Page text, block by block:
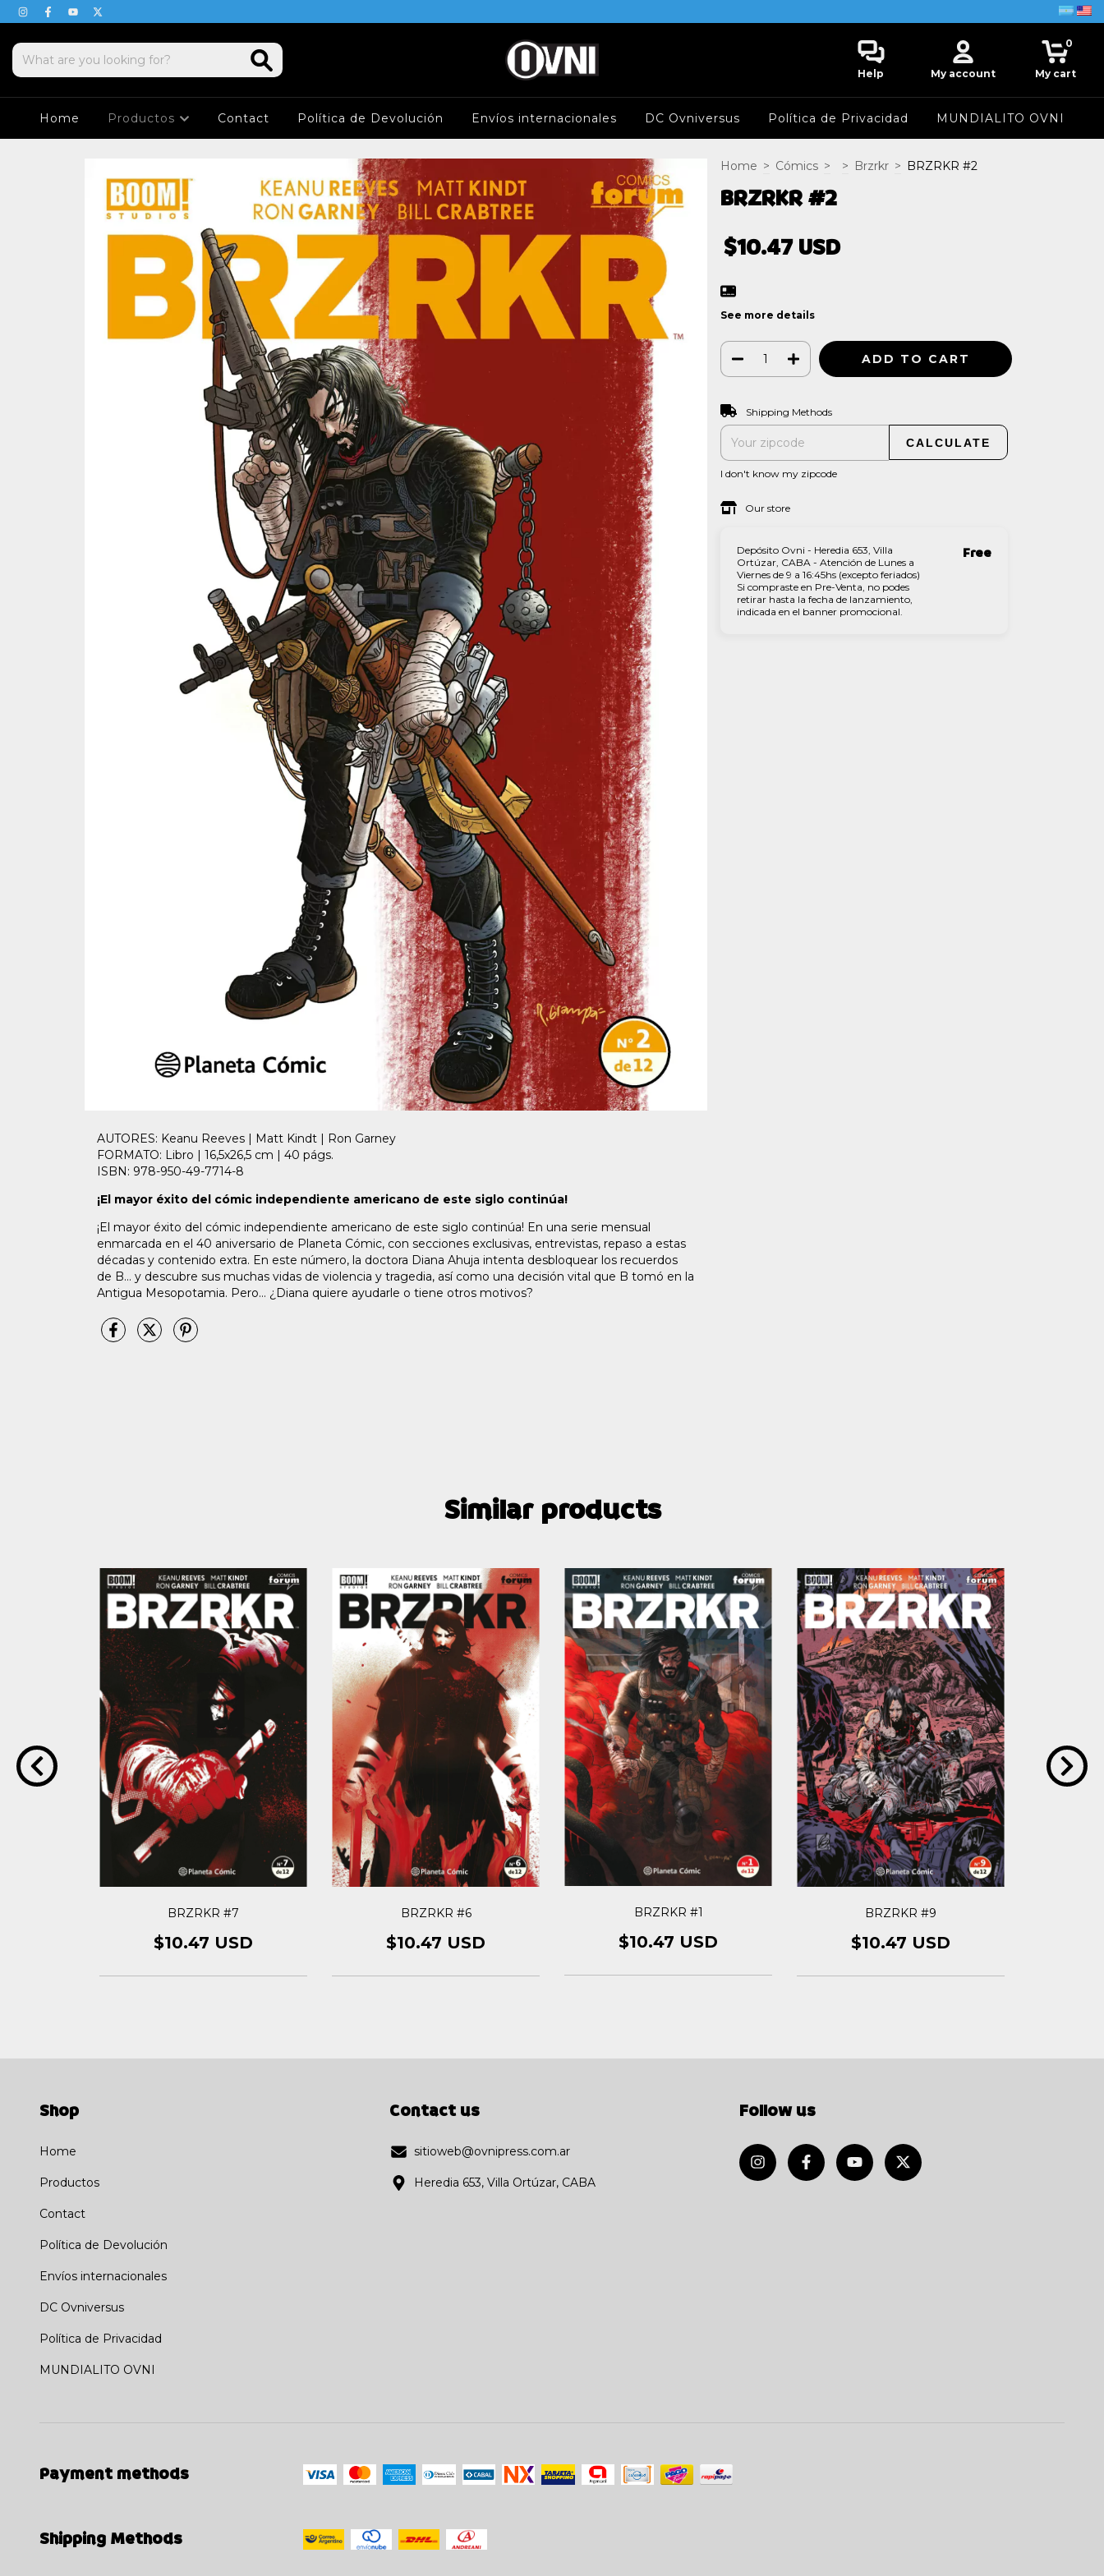
Help My account My cart
0
Home Productos Contact Política de Devolución Envíos internacionales DC Ovniversus Política de Privacidad MUNDIALITO OVNI
AUTORES: Keanu Reeves | Matt Kindt | Ron Garney
FORMATO: Libro | 16,5x26,5 cm | 40 págs.
ISBN: 978-950-49-7714-8
¡El mayor éxito del cómic independiente americano de este siglo continúa!
¡El mayor éxito del cómic independiente americano de este siglo continúa! En una serie mensual
enmarcada en el 40 aniversario de Planeta Cómic, con secciones exclusivas, entrevistas, repaso a estas
décadas y contenido extra. En este número, la doctora Diana Ahuja intenta desbloquear los recuerdos
de B… y descubre sus muchas vidas de violencia y tragedia, así como una decisión vital que B tomó en la
Antigua Mesopotamia. Pero… ¿Diana quiere ayudarle o tiene otros motivos?
Home > Cómics > > Brzrkr > BRZRKR #2
BRZRKR #2
$10.47 USD
See more details
Shipping for zipcode:
Shipping Methods
CALCULATE
I don't know my zipcode
Our store
Depósito Ovni - Heredia 653, Villa
Ortúzar, CABA - Atención de Lunes a
Viernes de 9 a 16:45hs (excepto feriados)
Si compraste en Pre-Venta, no podes
retirar hasta la fecha de lanzamiento,
indicada en el banner promocional.
Free
Similar products
BRZRKR #7
$10.47 USD
BRZRKR #6
$10.47 USD
BRZRKR #1
$10.47 USD
BRZRKR #9
$10.47 USD
Shop
Home
Productos
Contact
Política de Devolución
Envíos internacionales
DC Ovniversus
Política de Privacidad
MUNDIALITO OVNI
Contact us
sitioweb@ovnipress.com.ar
Heredia 653, Villa Ortúzar, CABA
Follow us
Payment methods
Shipping Methods